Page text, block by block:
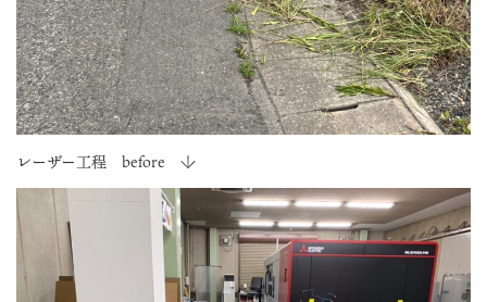
レーザー工程 before ↓